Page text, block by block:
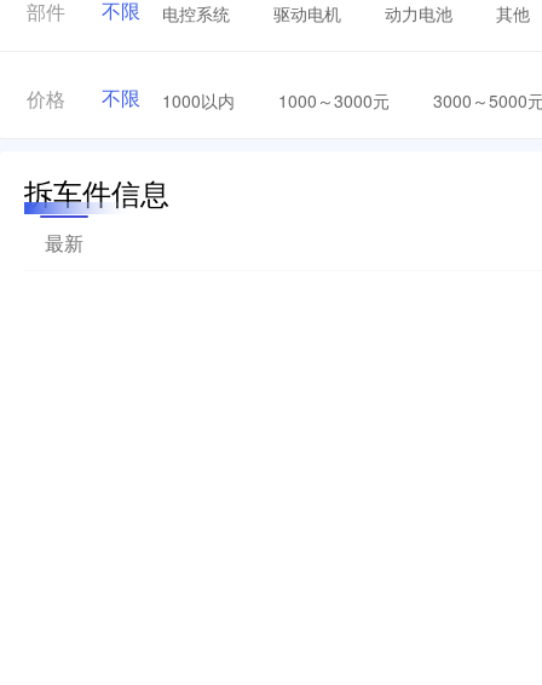
部件 不限 电控系统 驱动电机 动力电池 其他
价格 不限 1000以内 1000～3000元 3000～5000
拆车件信息
最新